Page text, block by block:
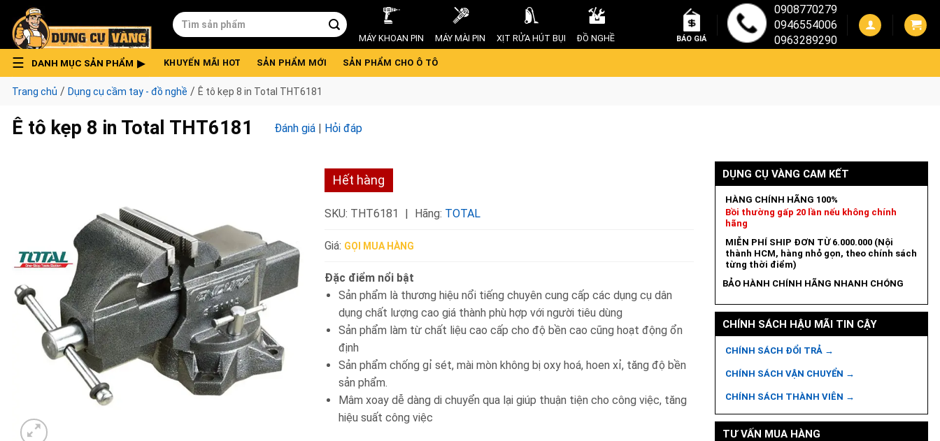
content
Tìm
kiếm:
MÁY KHOAN PIN MÁY MÀI PIN XỊT RỬA HÚT BỤI ĐỒ NGHỀ BÁO GIÁ
0908770279
0946554006
0963289290
DANH MỤC SẢN PHẨM KHUYẾN MÃI HOT SẢN PHẨM MỚI SẢN PHẨM CHO Ô TÔ
Trang chủ / Dụng cụ cầm tay - đồ nghề / Ê tô kẹp 8 in Total THT6181
Ê tô kẹp 8 in Total THT6181 Đánh giá | Hỏi đáp
Hết hàng
SKU: THT6181 Hãng: TOTAL
Giá: GỌI MUA HÀNG
Đặc điểm nổi bật
Sản phẩm là thương hiệu nổi tiếng chuyên cung cấp các dụng cụ dân
dụng chất lượng cao giá thành phù hợp với người tiêu dùng
Sản phẩm làm từ chất liệu cao cấp cho độ bền cao cũng hoạt động ổn
định
Sản phẩm chống gỉ sét, mài mòn không bị oxy hoá, hoen xỉ, tăng độ bền
sản phẩm.
Mâm xoay dễ dàng di chuyển qua lại giúp thuận tiện cho công việc, tăng
hiệu suất công việc
DỤNG CỤ VÀNG CAM KẾT
HÀNG CHÍNH HÃNG 100%
Bồi thường gấp 20 lần nếu không chính
hãng
MIỄN PHÍ SHIP ĐƠN TỪ 6.000.000 (Nội
thành HCM, hàng nhỏ gọn, theo chính sách
từng thời điểm)
BẢO HÀNH CHÍNH HÃNG NHANH CHÓNG
CHÍNH SÁCH HẬU MÃI TIN CẬY
CHÍNH SÁCH ĐỔI TRẢ →
CHÍNH SÁCH VẬN CHUYỂN →
CHÍNH SÁCH THÀNH VIÊN →
TƯ VẤN MUA HÀNG